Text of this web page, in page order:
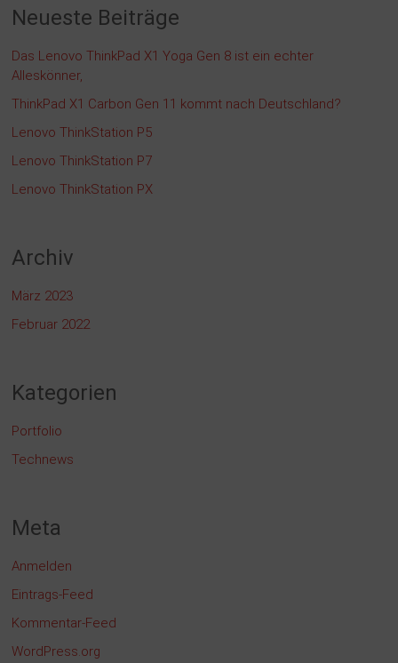
Neueste Beiträge
Das Lenovo ThinkPad X1 Yoga Gen 8 ist ein echter
Alleskönner,
ThinkPad X1 Carbon Gen 11 kommt nach Deutschland?
Lenovo ThinkStation P5
Lenovo ThinkStation P7
Lenovo ThinkStation PX
Archiv
März 2023
Februar 2022
Kategorien
Portfolio
Technews
Meta
Anmelden
Eintrags-Feed
Kommentar-Feed
WordPress.org